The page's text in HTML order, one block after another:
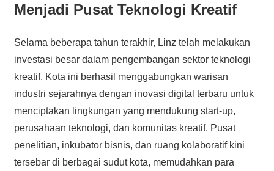
Menjadi Pusat Teknologi Kreatif
Selama beberapa tahun terakhir, Linz telah melakukan
investasi besar dalam pengembangan sektor teknologi
kreatif. Kota ini berhasil menggabungkan warisan
industri sejarahnya dengan inovasi digital terbaru untuk
menciptakan lingkungan yang mendukung start-up,
perusahaan teknologi, dan komunitas kreatif. Pusat
penelitian, inkubator bisnis, dan ruang kolaboratif kini
tersebar di berbagai sudut kota, memudahkan para